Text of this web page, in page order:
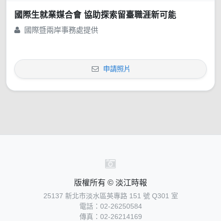
國際生就業媒合會 協助探索留臺職涯新可能
國際暨兩岸事務處提供
申請照片
版權所有 © 淡江時報
25137 新北市淡水區英專路 151 號 Q301 室
電話：02-26250584
傳真：02-26214169